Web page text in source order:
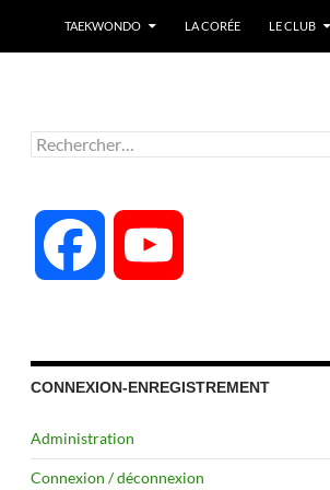
TAEKWONDO LA CORÉE LE CLUB
Rechercher :
c
e
u
T
CONNEXION-ENREGISTREMENT
Administration
Connexion / déconnexion